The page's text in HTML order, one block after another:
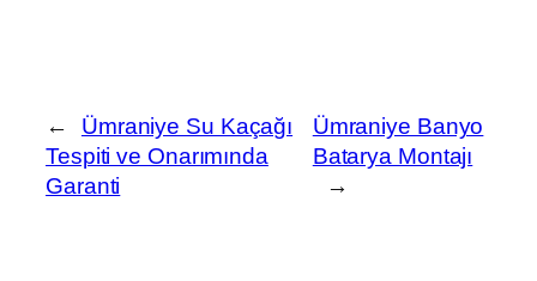
←
Ümraniye Su Kaçağı
Tespiti ve Onarımında
Garanti
Ümraniye Banyo
Batarya Montajı
→